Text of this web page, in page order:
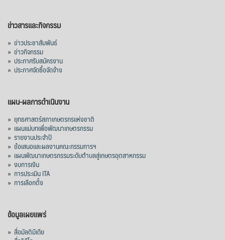
ส่งออกมันครึ่งปี 69 ปริมาณ 2.52 ล้านตัน
ลด 51.63% ยังดีที่ราคาขายดีกว่าปีก่อน
mgronline.com
View on Facebook
สภาเกษตรกรแห่งชาติ
22 hours ago
คณะรัฐมนตรี อนุมัติโครงการอ่างเก็บน้ำ
คลองวังโตนด วงเงิน 7,200 ล้านบาท สะท้อน
ผลสำเร็จการผลักดันข้อเสนอเชิงนโยบายของ
เมื่อวันที่ 5 สิงหาคม 2569 คณะรัฐมนตรีมีมติ
อนุมัติโครงการอ่างเก็บน้ำคลองวังโตนด
จังหวัดจันทบุรี กรอบวงเงิน 7,200 ล้านบาท
ข่าวสารและกิจกรรม
» ข่าวประชาสัมพันธ์
» ข่าวกิจกรรม
» ประกาศรับสมัครงาน
» ประกาศจัดซื้อจัดจ้าง
แผน-ผลการดำเนินงาน
» ยุทธศาสตร์สภาเกษตรกรแห่งชาติ
» แผนแม่บทเพื่อพัฒนาเกษตรกรรม
» รายงานประจำปี
» ข้อเสนอและผลงานคณะกรรมการฯ
» แผนพัฒนาเกษตรกรรมระดับตำบลสู่เกษตรอุตสาหกรรม
» งบการเงิน
» การประเมิน ITA
» การเลือกตั้ง
ข้อมูลเผยแพร่
» สื่อมัลติมีเดีย